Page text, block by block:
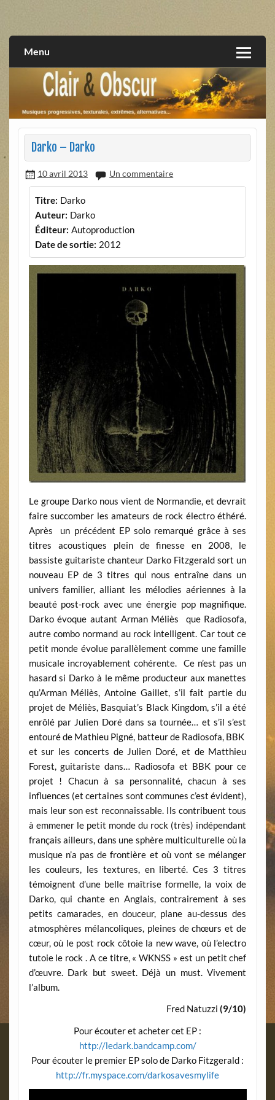
extrêmes, alternatives, texturales
Menu
Darko – Darko
10 avril 2013 Un commentaire
Titre: Darko
Auteur: Darko
Éditeur: Autoproduction
Date de sortie: 2012
Le groupe Darko nous vient de Normandie, et devrait
faire succomber les amateurs de rock électro éthéré.
Après un précédent EP solo remarqué grâce à ses
titres acoustiques plein de finesse en 2008, le
bassiste guitariste chanteur Darko Fitzgerald sort un
nouveau EP de 3 titres qui nous entraîne dans un
univers familier, alliant les mélodies aériennes à la
beauté post-rock avec une énergie pop magnifique.
Darko évoque autant Arman Méliès que Radiosofa,
autre combo normand au rock intelligent. Car tout ce
petit monde évolue parallèlement comme une famille
musicale incroyablement cohérente. Ce n’est pas un
hasard si Darko à le même producteur aux manettes
qu’Arman Méliès, Antoine Gaillet, s’il fait partie du
projet de Méliès, Basquiat’s Black Kingdom, s’il a été
enrôlé par Julien Doré dans sa tournée… et s’il s’est
entouré de Mathieu Pigné, batteur de Radiosofa, BBK
et sur les concerts de Julien Doré, et de Matthieu
Forest, guitariste dans… Radiosofa et BBK pour ce
projet ! Chacun à sa personnalité, chacun à ses
influences (et certaines sont communes c’est évident),
mais leur son est reconnaissable. Ils contribuent tous
à emmener le petit monde du rock (très) indépendant
français ailleurs, dans une sphère multiculturelle où la
musique n’a pas de frontière et où vont se mélanger
les couleurs, les textures, en liberté. Ces 3 titres
témoignent d’une belle maîtrise formelle, la voix de
Darko, qui chante en Anglais, contrairement à ses
petits camarades, en douceur, plane au-dessus des
atmosphères mélancoliques, pleines de chœurs et de
cœur, où le post rock côtoie la new wave, où l’electro
tutoie le rock . A ce titre, « WKNSS » est un petit chef
d’œuvre. Dark but sweet. Déjà un must. Vivement
l’album.
Fred Natuzzi(9/10)
Pour écouter et acheter cet EP :
http://ledark.bandcamp.com/
Pour écouter le premier EP solo de Darko Fitzgerald :
http://fr.myspace.com/darkosavesmylife